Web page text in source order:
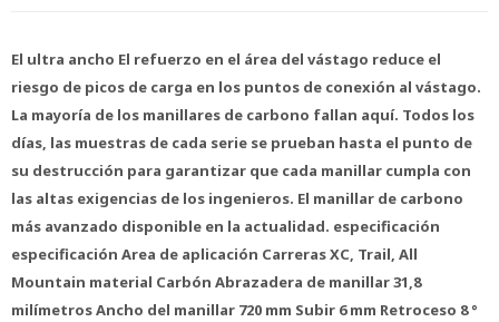
El ultra ancho El refuerzo en el área del vástago reduce el
riesgo de picos de carga en los puntos de conexión al vástago.
La mayoría de los manillares de carbono fallan aquí. Todos los
días, las muestras de cada serie se prueban hasta el punto de
su destrucción para garantizar que cada manillar cumpla con
las altas exigencias de los ingenieros. El manillar de carbono
más avanzado disponible en la actualidad. especificación
especificación Area de aplicación Carreras XC, Trail, All
Mountain material Carbón Abrazadera de manillar 31,8
milímetros Ancho del manillar 720 mm Subir 6 mm Retroceso 8 °